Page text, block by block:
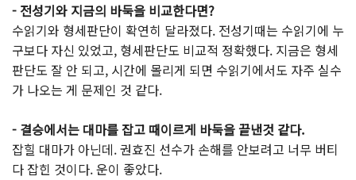
- 전성기와 지금의 바둑을 비교한다면?
수읽기와 형세판단이 확연히 달라졌다. 전성기때는 수읽기에 누
구보다 자신 있었고, 형세판단도 비교적 정확했다. 지금은 형세
판단도 잘 안 되고, 시간에 몰리게 되면 수읽기에서도 자주 실수
가 나오는 게 문제인 것 같다.
- 결승에서는 대마를 잡고 때이르게 바둑을 끝낸것 같다.
잡힐 대마가 아닌데. 권효진 선수가 손해를 안보려고 너무 버티
다 잡힌 것이다. 운이 좋았다.